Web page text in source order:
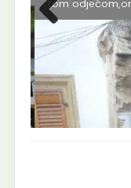
tom
Prethodna